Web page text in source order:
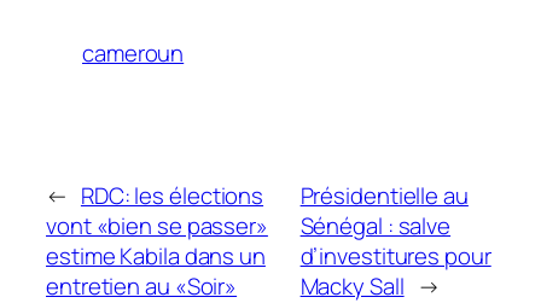
cameroun
← RDC: les élections
vont «bien se passer»
estime Kabila dans un
entretien au «Soir»
Présidentielle au
Sénégal : salve
d’investitures pour
Macky Sall →